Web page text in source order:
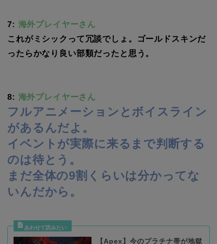
7: 海外プレイヤーさん
これがミシックって冗談でしょ。ゴールドスキンだ
ったらかなり良い部類だったと思う。
8: 海外プレイヤーさん
フルアニメーションとボイスライン
があるんだよ。
イベントが実際に来るまで判断する
のは待とう。
まだ全体の9割くらいは分かってな
いんだから。
【Apex】今のプラチナ帯が地獄